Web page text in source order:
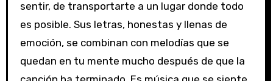
sentir, de transportarte a un lugar donde todo
es posible. Sus letras, honestas y llenas de
emoción, se combinan con melodías que se
quedan en tu mente mucho después de que la